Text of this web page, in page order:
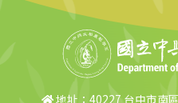
地址：40227 台中市南